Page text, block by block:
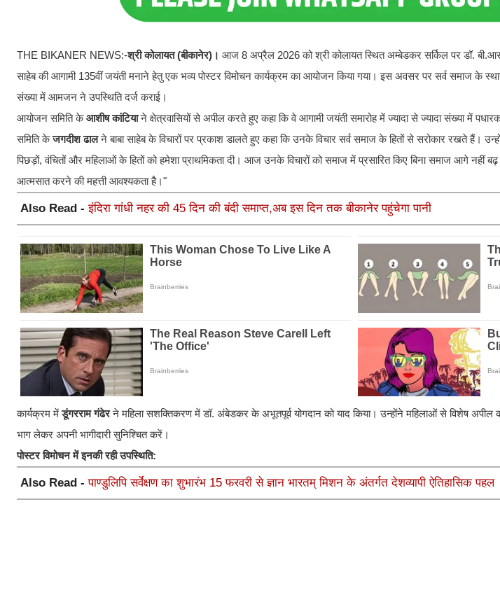
THE BIKANER NEWS:-श्री कोलायत (बीकानेर)। आज 8 अप्रैल 2026 को श्री कोलायत स्थित अम्बेडकर सर्किल पर डॉ.
साहेब की आगामी 135वीं जयंती मनाने हेतु एक भव्य पोस्टर विमोचन कार्यक्रम का आयोजन किया गया। इस अवसर पर सर्व समाज के
संख्या में आमजन ने उपस्थिति दर्ज कराई।
​आयोजन समिति केआशीष कांटियाने क्षेत्रवासियों से अपील करते हुए कहा कि वे आगामी जयंती समारोह में ज्यादा से ज्यादा संख्या में
​समिति केजगदीश ढालने बाबा साहेब के विचारों पर प्रकाश डालते हुए कहा कि उनके विचार सर्व समाज के हितों से सरोकार रखते हैं।
पिछड़ों, वंचितों और महिलाओं के हितों को हमेशा प्राथमिकता दी। आज उनके विचारों को समाज में प्रसारित किए बिना समाज आगे नहीं
आत्मसात करने की महत्ती आवश्यकता है।"
Also Read -इंदिरा गांधी नहर की 45 दिन की बंदी समाप्त,अब इस दिन तक बीकानेर पहुंचेगा पानी
​कार्यक्रम मेंडूंगरराम गंढेरने महिला सशक्तिकरण में डॉ. अंबेडकर के अभूतपूर्व योगदान को याद किया। उन्होंने महिलाओं से विशेष अपील
भाग लेकर अपनी भागीदारी सुनिश्चित करें।
पोस्टर विमोचन में इनकी रही उपस्थिति:
Also Read -पाण्डुलिपि सर्वेक्षण का शुभारंभ 15 फरवरी से ज्ञान भारतम् मिशन के अंतर्गत देशव्यापी ऐतिहासिक पहल